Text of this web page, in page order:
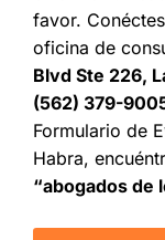
favor.
oficina de
Blvd Ste 226,
(562) 379-
Formulario de
Habra,
“abogados de